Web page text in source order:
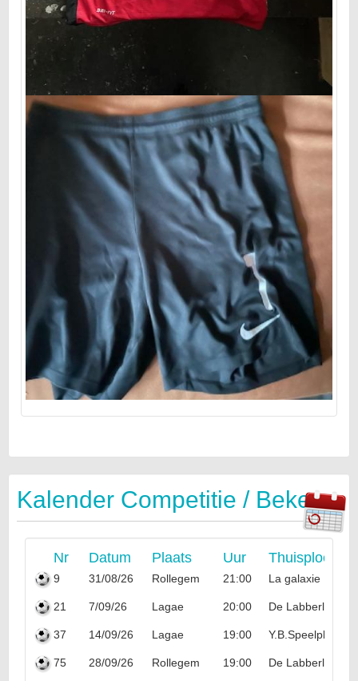
Kalender Competitie / Beker
Nr Datum Plaats Uur Thuisploeg
9 31/08/26 Rollegem 21:00 La galaxie
21 7/09/26 Lagae 20:00 De Labberleute
37 14/09/26 Lagae 19:00 Y.B.Speelplaneet
75 28/09/26 Rollegem 19:00 De Labberleute